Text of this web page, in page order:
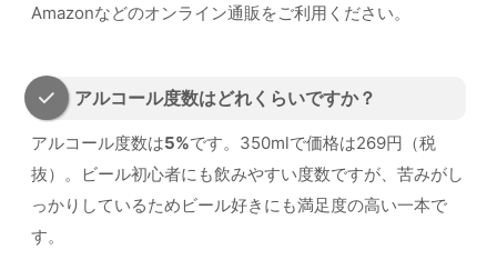
Amazonなどのオンライン通販をご利用ください。
アルコール度数はどれくらいですか？
アルコール度数は5%です。350mlで価格は269円（税
抜）。ビール初心者にも飲みやすい度数ですが、苦みがし
っかりしているためビール好きにも満足度の高い一本で
す。